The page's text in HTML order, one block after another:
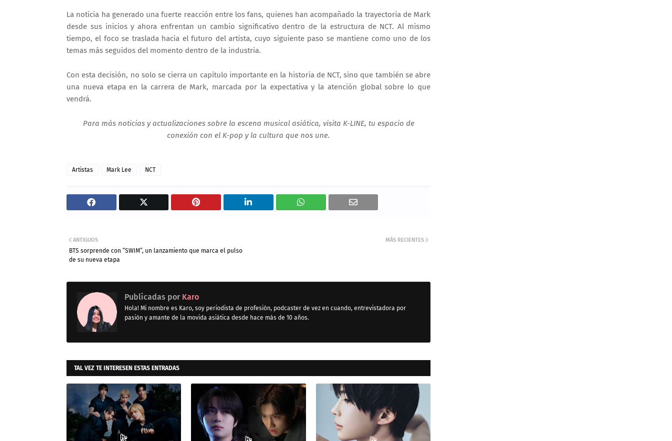
La noticia ha generado una fuerte reacción entre los fans, quienes han acompañado la trayectoria de Mark
desde sus inicios y ahora enfrentan un cambio significativo dentro de la estructura de NCT. Al mismo
tiempo, el foco se traslada hacia el futuro del artista, cuyo siguiente paso se mantiene como uno de los
temas más seguidos del momento dentro de la industria.
Con esta decisión, no solo se cierra un capítulo importante en la historia de NCT, sino que también se abre
una nueva etapa en la carrera de Mark, marcada por la expectativa y la atención global sobre lo que
vendrá.
Para más noticias y actualizaciones sobre la escena musical asiática, visita K-LINE, tu espacio de
conexión con el K-pop y la cultura que nos une.
Artistas Mark Lee NCT
MÁS RECIENTES
ANTIGUOS
BTS sorprende con “SWIM”, un lanzamiento que marca el pulso
de su nueva etapa
Publicadas por Karo
Hola! Mi nombre es Karo, soy periodista de profesión, podcaster de vez en cuando, entrevistadora por
pasión y amante de la movida asiática desde hace más de 10 años.
TAL VEZ TE INTERESEN ESTAS ENTRADAS